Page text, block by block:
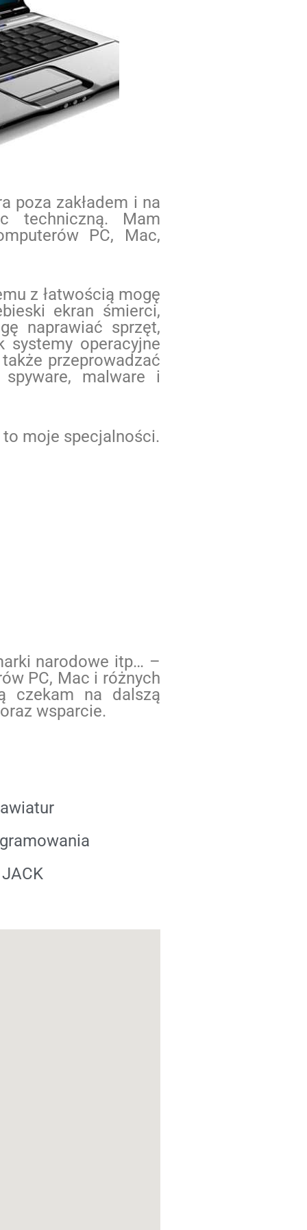
poza zakładem i na
techniczną. Mam
PC, Mac,
z łatwością mogę
ekran śmierci,
naprawiać sprzęt,
systemy operacyjne
przeprowadzać
malware i
moje specjalności.
narodowe itp… –
PC, Mac i różnych
czekam na dalszą
wsparcie.